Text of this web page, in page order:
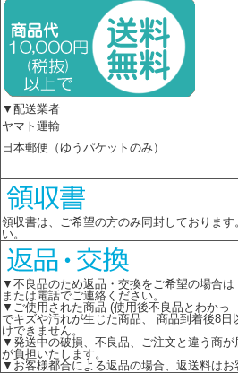
▼配送業者
ヤマト運輸
日本郵便（ゆうパケットのみ）
領収書は、ご希望の方のみ同封しておりま
い。
▼不良品のため返品・交換をご希望の場合
または電話でご連絡ください。
▼ご使用された商品 (使用後不良品とわか
でキズや汚れが生じた商品、 商品到着後8日
けできません。
▼発送中の破損、不良品、ご注文と違う商
が負担いたします。
▼お客様都合による返品の場合、返送料はお